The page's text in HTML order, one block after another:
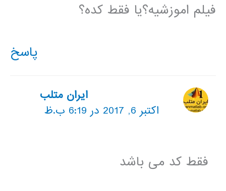
فیلم اموزشیه؟یا فقط کده؟
پاسخ
ایران متلب
اکتبر 6, 2017 در 6:19 ب.ظ
فقط کد می باشد